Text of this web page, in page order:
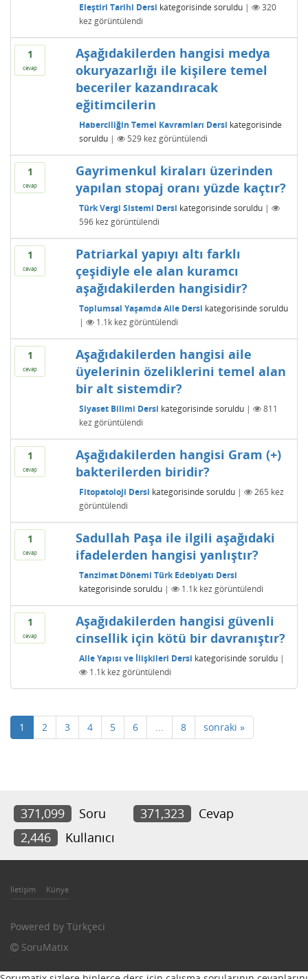
Eleştiri Tarihi Dersi kategorisinde soruldu |
320
kez görüntülendi
1
cevap
Aşağıdakilerden hangisi medya
okuryazarlığı ile kişilere temel
beceriler kazandıracak
eğitimcilerin
Haberciliğin Temel Kavramları Dersi kategorisinde
soruldu | 529kez görüntülendi
1
cevap
Gayrimenkul kiraları üzerinden
yapılan stopaj oranı yüzde kaçtır?
Türk Vergi Sistemi Dersi kategorisinde soruldu |
596kez görüntülendi
1
cevap
Patriarkal yapıyı altı farklı
çeşidiyle ele alan kuramcı
aşağıdakilerden hangisidir?
Toplumsal Yaşamda Aile Dersi kategorisinde soruldu
|
1.1kkez görüntülendi
1
cevap
Aşağıdakilerden hangisi aile
üyelerinin özeliklerini temel alan
bir alt sistemdir?
Siyaset Bilimi Dersi kategorisinde soruldu |
811
kez görüntülendi
1
cevap
Aşağıdakilerden hangisi Gram (+)
bakterilerden biridir?
Fitopatoloji Dersi kategorisinde soruldu | 265 kez
görüntülendi
1
cevap
Sadullah Paşa ile ilgili aşağıdaki
ifadelerden hangisi yanlıştır?
Tanzimat Dönemi Türk Edebiyatı Dersi
kategorisinde soruldu | 1.1kkez görüntülendi
1
cevap
Aşağıdakilerden hangisi güvenli
cinsellik için kötü bir davranıştır?
Aile Yapısı ve İlişkileri Dersi kategorisinde soruldu |
1.1kkez görüntülendi
1 2 3 4 5 6 ... 8 sonraki »
371,099 Soru 371,323
Cevap
2,446
Kullanıcı
İletişim Künye
Powered by Türkçeci
SoruMatix